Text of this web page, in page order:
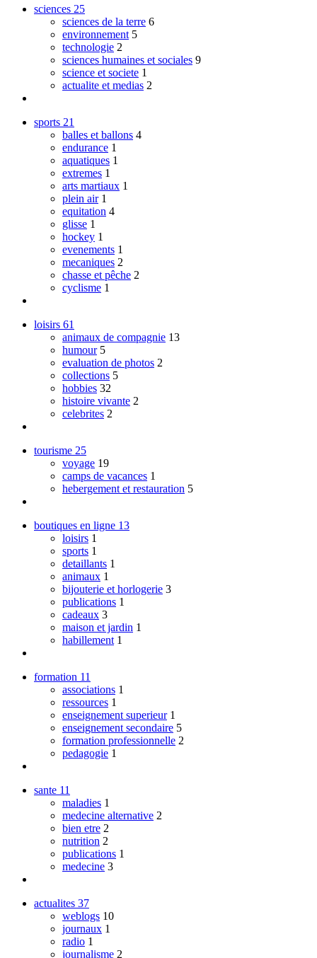
sciences 25
sciences de la terre 6
environnement 5
technologie 2
sciences humaines et sociales 9
science et societe 1
actualite et medias 2
sports 21
balles et ballons 4
endurance 1
aquatiques 1
extremes 1
arts martiaux 1
plein air 1
equitation 4
glisse 1
hockey 1
evenements 1
mecaniques 2
chasse et pêche 2
cyclisme 1
loisirs 61
animaux de compagnie 13
humour 5
evaluation de photos 2
collections 5
hobbies 32
histoire vivante 2
celebrites 2
tourisme 25
voyage 19
camps de vacances 1
hebergement et restauration 5
boutiques en ligne 13
loisirs 1
sports 1
detaillants 1
animaux 1
bijouterie et horlogerie 3
publications 1
cadeaux 3
maison et jardin 1
habillement 1
formation 11
associations 1
ressources 1
enseignement superieur 1
enseignement secondaire 5
formation professionnelle 2
pedagogie 1
sante 11
maladies 1
medecine alternative 2
bien etre 2
nutrition 2
publications 1
medecine 3
actualites 37
weblogs 10
journaux 1
radio 1
journalisme 2